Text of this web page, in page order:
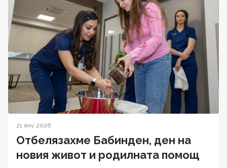
21 яну 2026
Отбелязахме Бабинден, ден на
новия живот и родилната помощ